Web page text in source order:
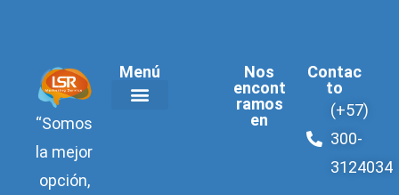
“Somos
la mejor
opción,
Menú
Nos
encont
ramos
en
Contac
to
(+57)
300-
3124034